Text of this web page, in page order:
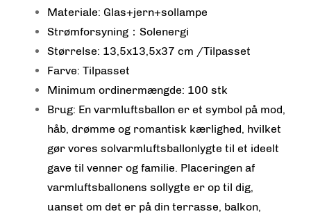
Materiale: Glas+jern+sollampe
Strømforsyning：Solenergi
Størrelse: 13,5x13,5x37 cm /Tilpasset
Farve: Tilpasset
Minimum ordinermængde: 100 stk
Brug: En varmluftsballon er et symbol på mod,
håb, drømme og romantisk kærlighed, hvilket
gør vores solvarmluftsballonlygte til et ideelt
gave til venner og familie. Placeringen af
varmluftsballonens sollygte er op til dig,
uanset om det er på din terrasse, balkon,